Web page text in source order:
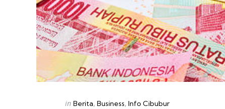
Categories
Posted
in Berita Business Info Cibubur